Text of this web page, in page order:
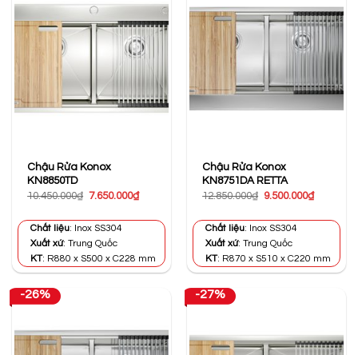
Chậu Rửa Konox
KN8850TD
10.450.000₫ Giá
10.450.000₫.
7.650.000₫Giá
Chất liệu: Inox SS304
Xuất xứ: Trung Quốc
KT: R880 x S500 x C228 mm
Chậu Rửa Konox
KN8751DA RETTA
12.850.000₫ Giá
12.850.000₫.
9.500.000₫Giá
Chất liệu: Inox SS304
Xuất xứ: Trung Quốc
KT: R870 x S510 x C220 mm
-26% -27%